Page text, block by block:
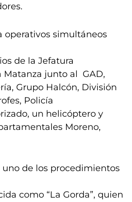
operativos simultáneos
de la Jefatura
Matanza junto al GAD,
Grupo Halcón, División
Policía
un helicóptero y
Moreno,
uno de los procedimientos
como “La Gorda”, quien